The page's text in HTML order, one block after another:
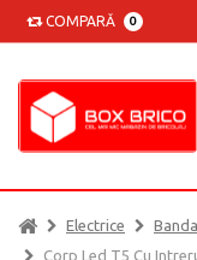
COMPARĂ 0
Electrice
Corp Led T5 Cu